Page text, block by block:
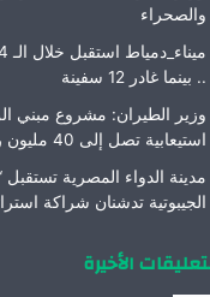
والصحراء
.. بينما غادر 12 سفينة
استيعابية تصل إلى 40 مليون راكب سنوياً
مدينة الدواء المصرية
الجيبوتية تدشنان شراكة
الأخيرة